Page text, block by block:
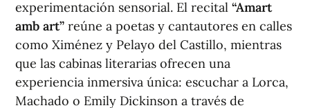
experimentación sensorial. El recital “Amart
amb art” reúne a poetas y cantautores en calles
como Ximénez y Pelayo del Castillo, mientras
que las cabinas literarias ofrecen una
experiencia inmersiva única: escuchar a Lorca,
Machado o Emily Dickinson a través de